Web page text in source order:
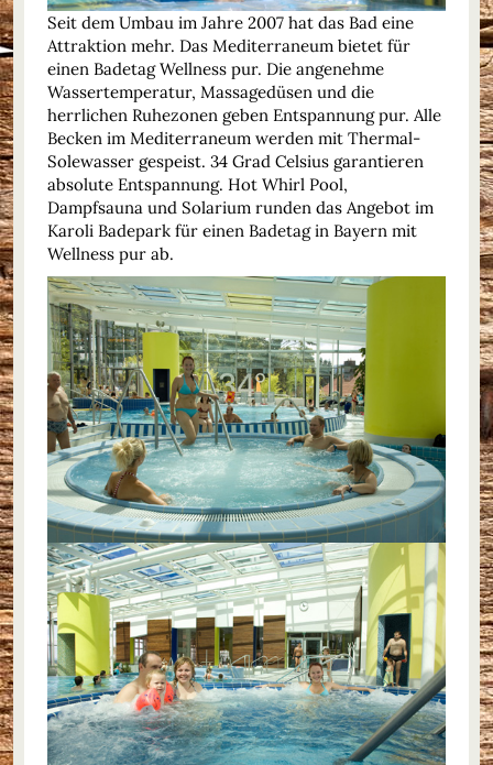
Seit dem Umbau im Jahre 2007 hat das Bad eine
Attraktion mehr. Das Mediterraneum bietet für
einen Badetag Wellness pur. Die angenehme
Wassertemperatur, Massagedüsen und die
herrlichen Ruhezonen geben Entspannung pur. Alle
Becken im Mediterraneum werden mit Thermal-
Solewasser gespeist. 34 Grad Celsius garantieren
absolute Entspannung. Hot Whirl Pool,
Dampfsauna und Solarium runden das Angebot im
Karoli Badepark für einen Badetag in Bayern mit
Wellness pur ab.